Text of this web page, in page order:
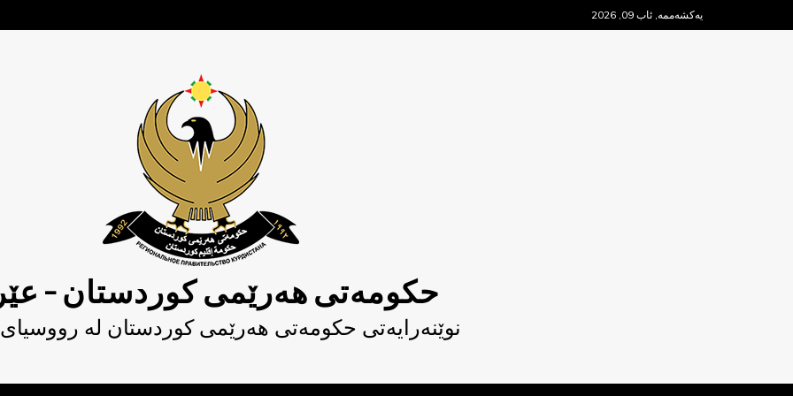
to
یەکشەممە, ئاب 09, 2026
حکومەتی هەرێمی کوردستان –
نوێنەرایەتی حکومەتى هەرێمی کوردستان لە